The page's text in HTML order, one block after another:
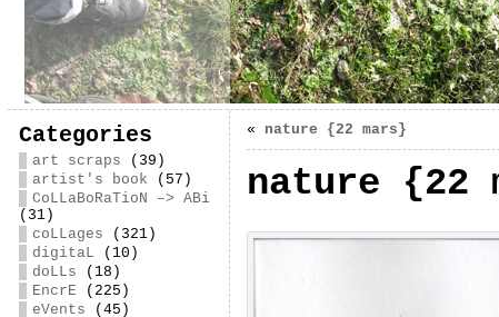
Categories
art scraps (39)
artist's book (57)
CoLLaBoRaTioN –> ABi
(31)
coLLages (321)
digitaL (10)
doLLs (18)
EncrE (225)
eVents (45)
« nature {22 mars}
nature {22